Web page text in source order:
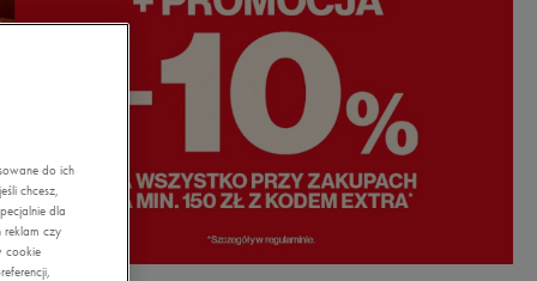
BUTY DLA CHŁOPCA
9-16 lat
BUTY DLA DZIEWCZYNKI
0-4 lat
4-8 lat
9-16 lat
do ich
chcesz,
dla
reklam czy
cookie